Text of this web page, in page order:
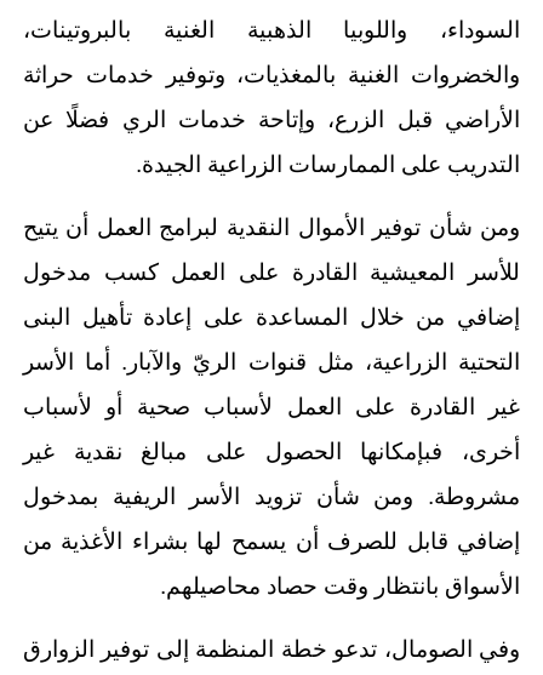
السوداء، واللوبيا الذهبية الغنية بالبروتينات،
والخضروات الغنية بالمغذيات، وتوفير خدمات حراثة
الأراضي قبل الزرع، وإتاحة خدمات الري فضلًا عن
التدريب على الممارسات الزراعية الجيدة.
ومن شأن توفير الأموال النقدية لبرامج العمل أن يتيح
للأسر المعيشية القادرة على العمل كسب مدخول
إضافي من خلال المساعدة على إعادة تأهيل البنى
التحتية الزراعية، مثل قنوات الريّ والآبار. أما الأسر
غير القادرة على العمل لأسباب صحية أو لأسباب
أخرى، فبإمكانها الحصول على مبالغ نقدية غير
مشروطة. ومن شأن تزويد الأسر الريفية بمدخول
إضافي قابل للصرف أن يسمح لها بشراء الأغذية من
الأسواق بانتظار وقت حصاد محاصيلهم.
وفي الصومال، تدعو خطة المنظمة إلى توفير الزوارق